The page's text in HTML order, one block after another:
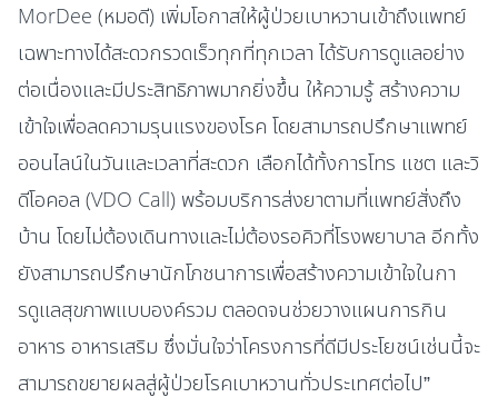
MorDee (หมอดี) เพิ่มโอกาสให้ผู้ป่วยเบาหวานเข้าถึงแพทย์
เฉพาะทางได้สะดวกรวดเร็วทุกที่ทุกเวลา ได้รับการดูแลอย่าง
ต่อเนื่องและมีประสิทธิภาพมากยิ่งขึ้น ให้ความรู้ สร้างความ
เข้าใจเพื่อลดความรุนแรงของโรค โดยสามารถปรึกษาแพทย์
ออนไลน์ในวันและเวลาที่สะดวก เลือกได้ทั้งการโทร แชต และวิ
ดีโอคอล (VDO Call) พร้อมบริการส่งยาตามที่แพทย์สั่งถึง
บ้าน โดยไม่ต้องเดินทางและไม่ต้องรอคิวที่โรงพยาบาล อีกทั้ง
ยังสามารถปรึกษานักโภชนาการเพื่อสร้างความเข้าใจในกา
รดูเเลสุขภาพเเบบองค์รวม ตลอดจนช่วยวางแผนการกิน
อาหาร อาหารเสริม ซึ่งมั่นใจว่าโครงการที่ดีมีประโยชน์เช่นนี้จะ
สามารถขยายผลสู่ผู้ป่วยโรคเบาหวานทั่วประเทศต่อไป”